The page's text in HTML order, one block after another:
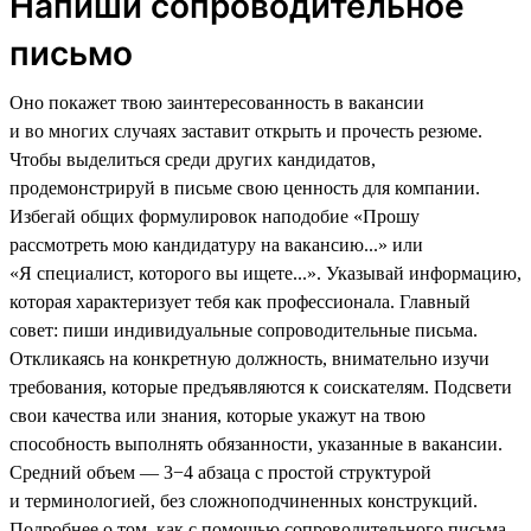
письмо
Оно покажет твою заинтересованность в вакансии
и во многих случаях заставит открыть и прочесть резюме.
Чтобы выделиться среди других кандидатов,
продемонстрируй в письме свою ценность для компании.
Избегай общих формулировок наподобие «Прошу
рассмотреть мою кандидатуру на вакансию...» или
«Я специалист, которого вы ищете...». Указывай информацию,
которая характеризует тебя как профессионала. Главный
совет: пиши индивидуальные сопроводительные письма.
Откликаясь на конкретную должность, внимательно изучи
требования, которые предъявляются к соискателям. Подсвети
свои качества или знания, которые укажут на твою
способность выполнять обязанности, указанные в вакансии.
Средний объем — 3−4 абзаца с простой структурой
и терминологией, без сложноподчиненных конструкций.